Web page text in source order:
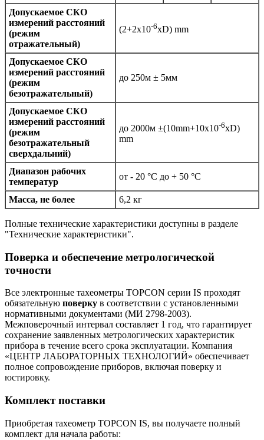
Допускаемое СКО
измерений расстояний
(режим
отражательный)
(2+2x10-6xD) mm
Допускаемое СКО
измерений расстояний
(режим
безотражательный)
до 250м ± 5мм
Допускаемое СКО
измерений расстояний
(режим
безотражательный
сверхдальний)
до 2000м ±(10mm+10x10-6xD)
mm
Диапазон рабочих
температур
от - 20 °C до + 50 °C
Масса, не более 6,2 кг
Полные технические характеристики доступны в разделе
"Технические характеристики".
Поверка и обеспечение метрологической
точности
Все электронные тахеометры TOPCON серии IS проходят
обязательную поверку в соответствии с установленными
нормативными документами (МИ 2798-2003).
Межповерочный интервал составляет 1 год, что гарантирует
сохранение заявленных метрологических характеристик
прибора в течение всего срока эксплуатации. Компания
«ЦЕНТР ЛАБОРАТОРНЫХ ТЕХНОЛОГИЙ» обеспечивает
полное сопровождение приборов, включая поверку и
юстировку.
Комплект поставки
Приобретая тахеометр TOPCON IS, вы получаете полный
комплект для начала работы: